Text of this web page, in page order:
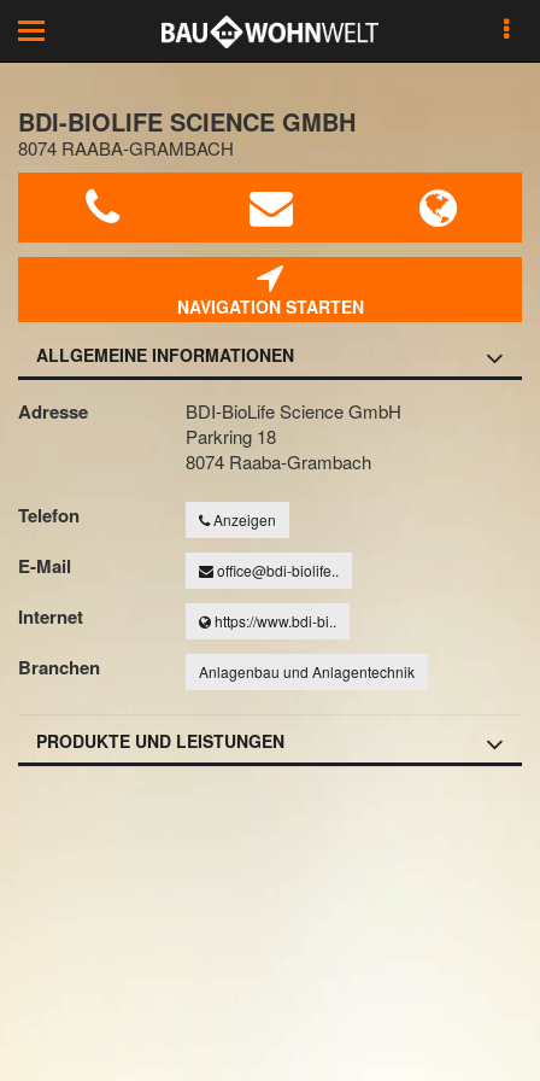
Toggle
navigation
BDI-BIOLIFE SCIENCE GMBH
8074 RAABA-GRAMBACH
NAVIGATION STARTEN
ALLGEMEINE INFORMATIONEN
Adresse
BDI-BioLife Science GmbH
Parkring 18
8074 Raaba-Grambach
Telefon Anzeigen
E-Mail office@bdi-biolife..
Internet https://www.bdi-bi..
Branchen Anlagenbau und Anlagentechnik
PRODUKTE UND LEISTUNGEN